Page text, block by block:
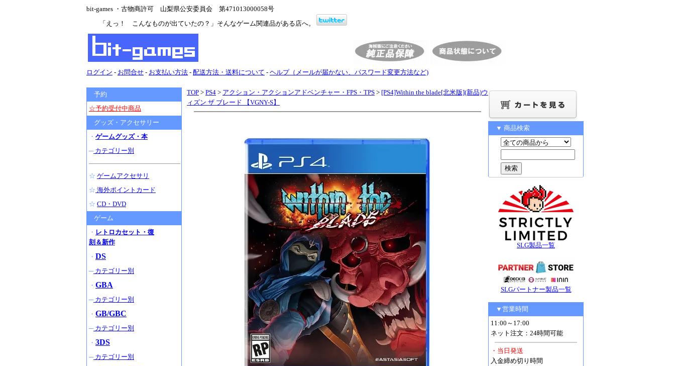
bit-games ・古物商許可 山梨県公安委員会 第471013000058号
「えっ！ こんなものが出ていたの？」そんなゲーム関連品がある店へ。
ログイン - お問合せ - お支払い方法 - 配送方法・送料について - ヘルプ（メールが届かない、パスワード変更方法など)
TOP > PS4 > アクション・アクションアドベンチャー・FPS・TPS > [PS4]Within the blade[北米版](新品)ウ
ィズン ザ ブレード 【VGNY-S】
予約
☆予約受付中商品
グッズ・アクセサリー
・ ゲームグッズ・本
─カテゴリー別
☆ ゲームアクセサリ
☆ 海外ポイントカード
☆ CD・DVD
ゲーム
・ レトロカセット・復
刻＆新作
・ DS
─カテゴリー別
・ GBA
─カテゴリー別
・ GB/GBC
─カテゴリー別
・ 3DS
─カテゴリー別
▼ 商品検索
SLG製品一覧
SLGパートナー製品一覧
▼営業時間
11:00～17:00
ネット注文：24時間可能
・当日発送
入金締め切り時間